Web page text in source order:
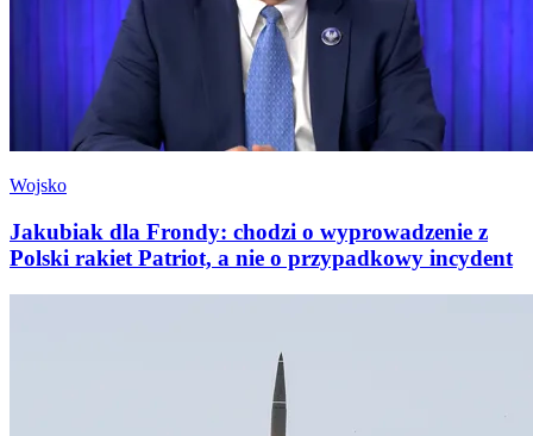
Wojsko
Jakubiak dla Frondy: chodzi o wyprowadzenie z
Polski rakiet Patriot, a nie o przypadkowy incydent